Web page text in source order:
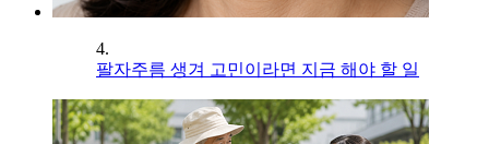
4.
팔자주름 생겨 고민이라면 지금 해야 할 일